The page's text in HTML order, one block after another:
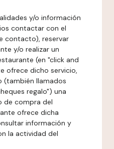
y/o información
contactar con el
contacto), reservar
y/o realizar un
(en "click and
ofrece dicho servicio,
(también llamados
regalo") una
de compra del
ofrece dicha
información y
la actividad del